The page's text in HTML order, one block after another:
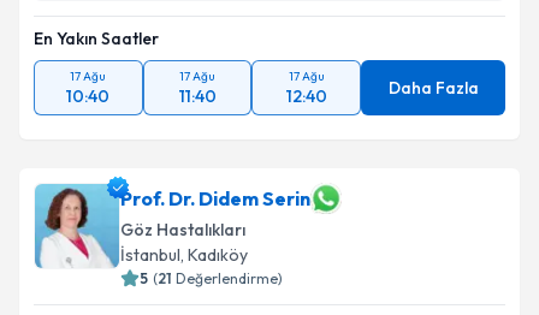
Metni'ni okudum ve kişisel verilerimin belirtilen
kapsamda işlenmesini kabul ediyorum.
Takvim Talebini Gönder
En Yakın Saatler
17 Ağu
10:40
17 Ağu
11:40
17 Ağu
12:40 Daha Fazla
Prof. Dr. Didem Serin
Göz Hastalıkları
İstanbul, Kadıköy
5 (21 Değerlendirme)